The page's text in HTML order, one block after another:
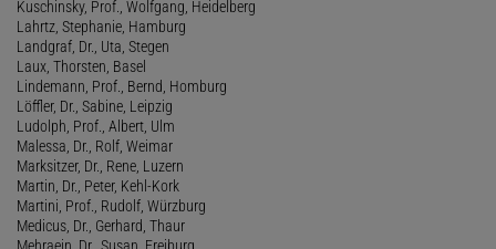
Kuschinsky, Prof., Wolfgang, Heidelberg
Lahrtz, Stephanie, Hamburg
Landgraf, Dr., Uta, Stegen
Laux, Thorsten, Basel
Lindemann, Prof., Bernd, Homburg
Löffler, Dr., Sabine, Leipzig
Ludolph, Prof., Albert, Ulm
Malessa, Dr., Rolf, Weimar
Marksitzer, Dr., Rene, Luzern
Martin, Dr., Peter, Kehl-Kork
Martini, Prof., Rudolf, Würzburg
Medicus, Dr., Gerhard, Thaur
Mehraein, Dr., Susan, Freiburg